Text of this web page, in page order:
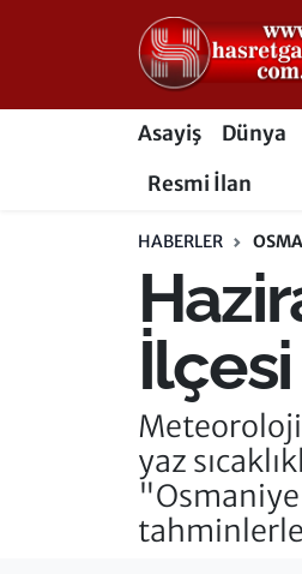
Asayiş Dünya
Resmi İlan
HABERLER
yaz
Osmaniye Nöbetçi
Osmaniye Hava Durumu
Süper Lig Puan
Tüm Manşetler
Son Dakika Haberleri
Haber Arşivi